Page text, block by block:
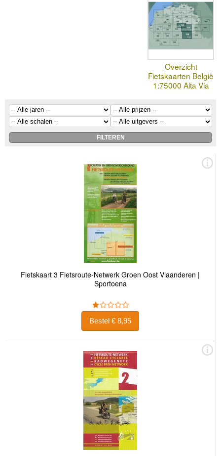
Overzicht
Fietskaarten België
1:75000 Alta Via
Fietskaart 3 Fietsroute-Netwerk Groen Oost Vlaanderen |
Sportoena
Bestel € 8,95